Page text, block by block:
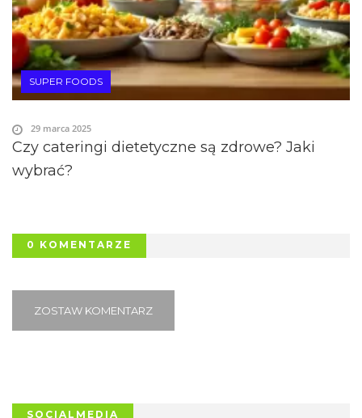
SUPER FOODS
Czy cateringi dietetyczne są zdrowe? Jaki
wybrać?
29 marca 2025
0 KOMENTARZE
ZOSTAW KOMENTARZ
SOCIALMEDIA